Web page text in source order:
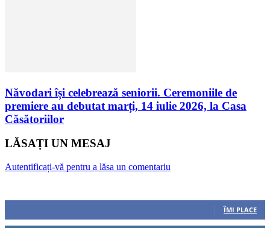
Năvodari își celebrează seniorii. Ceremoniile de
premiere au debutat marți, 14 iulie 2026, la Casa
Căsătoriilor
LĂSAȚI UN MESAJ
Autentificați-vă pentru a lăsa un comentariu
ÎMI PLACE